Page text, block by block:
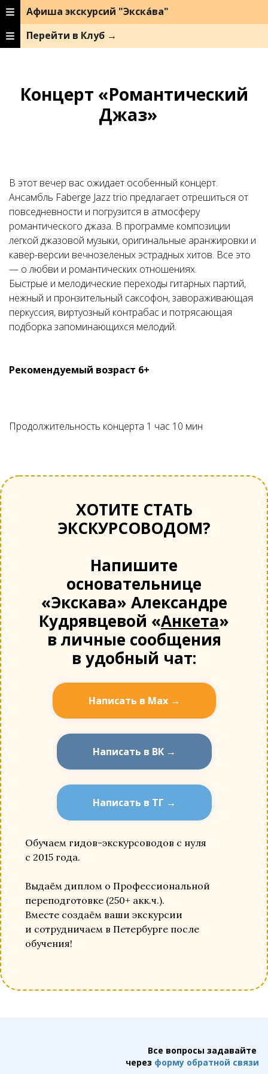
Афиша экскурсий "Экска́ва"
Перейти в Клуб →
Концерт «Романтический
Джаз»
В этот вечер вас ожидает особенный концерт.
Ансамбль Faberge Jazz trio предлагает отрешиться от
повседневности и погрузится в атмосферу
романтического джаза. В программе композиции
легкой джазовой музыки, оригинальные аранжировки и
кавер-версии вечнозеленых эстрадных хитов. Все это
— о любви и романтических отношениях.
Быстрые и мелодические переходы гитарных партий,
нежный и пронзительный саксофон, завораживающая
перкуссия, виртуозный контрабас и потрясающая
подборка запоминающихся мелодий.
Рекомендуемый возраст 6+
Продолжительность концерта 1 час 10 мин
ХОТИТЕ СТАТЬ
ЭКСКУРСОВОДОМ?
Напишите
основательнице
«Экскава» Александре
Кудрявцевой «Анкета»
в личные сообщения
в удобный чат:
Написать в Мах →
Написать в ВК →
Написать в ТГ →
Обучаем гидов-экскурсоводов с нуля
с 2015 года.
Выдаём диплом о Профессиональной
переподготовке (250+ акк.ч.).
Вместе создаём ваши экскурсии
и сотрудничаем в Петербурге после
обучения!
Все вопросы задавайте
через форму обратной связи